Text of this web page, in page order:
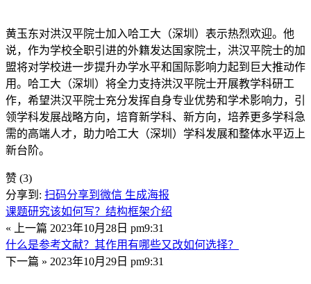
黄玉东对洪汉平院士加入哈工大（深圳）表示热烈欢迎。他
说，作为学校全职引进的外籍发达国家院士，洪汉平院士的加
盟将对学校进一步提升办学水平和国际影响力起到巨大推动作
用。哈工大（深圳）将全力支持洪汉平院士开展教学科研工
作，希望洪汉平院士充分发挥自身专业优势和学术影响力，引
领学科发展战略方向，培育新学科、新方向，培养更多学科急
需的高端人才，助力哈工大（深圳）学科发展和整体水平迈上
新台阶。
赞 (3)
分享到: 扫码分享到微信 生成海报
课题研究该如何写？结构框架介绍
« 上一篇 2023年10月28日 pm9:31
什么是参考文献？其作用有哪些又改如何选择？
下一篇 » 2023年10月29日 pm9:31